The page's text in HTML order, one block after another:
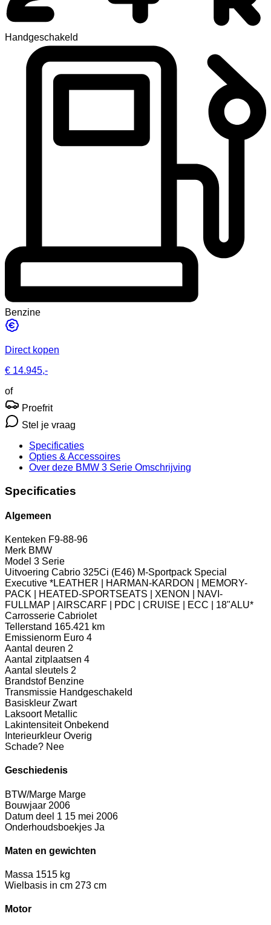
Handgeschakeld
Benzine
Direct kopen
€ 14.945,-
of
Proefrit
Stel je vraag
Specificaties
Opties & Accessoires
Over deze BMW 3 Serie Omschrijving
Specificaties
Algemeen
Kenteken F9-88-96
Merk BMW
Model 3 Serie
Uitvoering Cabrio 325Ci (E46) M-Sportpack Special
Executive *LEATHER | HARMAN-KARDON | MEMORY-
PACK | HEATED-SPORTSEATS | XENON | NAVI-
FULLMAP | AIRSCARF | PDC | CRUISE | ECC | 18"ALU*
Carrosserie Cabriolet
Tellerstand 165.421 km
Emissienorm Euro 4
Aantal deuren 2
Aantal zitplaatsen 4
Aantal sleutels 2
Brandstof Benzine
Transmissie Handgeschakeld
Basiskleur Zwart
Laksoort Metallic
Lakintensiteit Onbekend
Interieurkleur Overig
Schade? Nee
Geschiedenis
BTW/Marge Marge
Bouwjaar 2006
Datum deel 1 15 mei 2006
Onderhoudsboekjes Ja
Maten en gewichten
Massa 1515 kg
Wielbasis in cm 273 cm
Motor